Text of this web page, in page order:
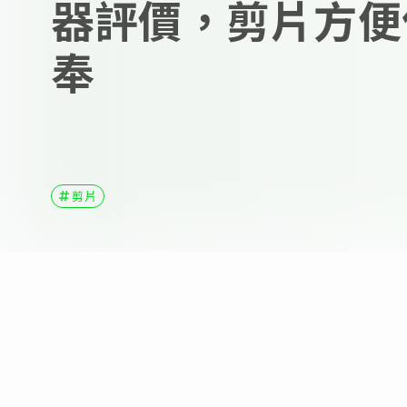
器評價，剪片方
奉
剪片